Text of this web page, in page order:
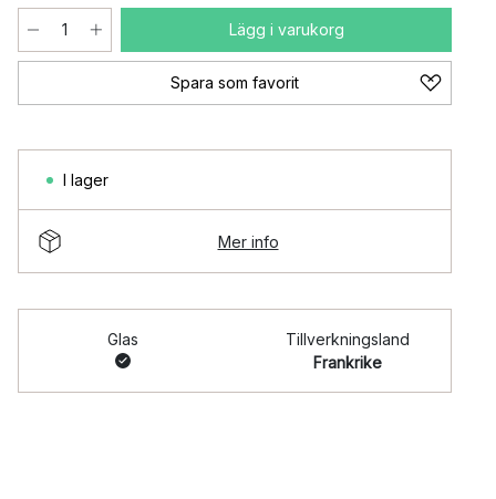
Lägg i varukorg
Spara som favorit
I lager
Mer info
Glas
Tillverkningsland
Frankrike